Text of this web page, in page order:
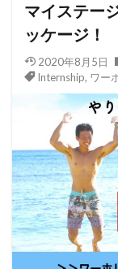
マイステー
ッケージ！
2020年8月5日
Internship, ワー